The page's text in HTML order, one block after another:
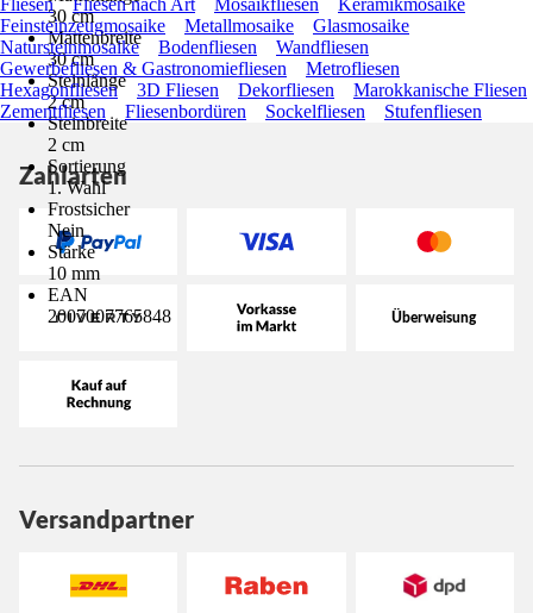
30 cm
Mattenbreite
30 cm
Steinlänge
2 cm
Steinbreite
2 cm
Sortierung
1. Wahl
Frostsicher
Nein
Stärke
10 mm
EAN
2007007765848
Fliesen
Fliesen nach Art Mosaikfliesen
Keramikmosaike
Feinsteinzeugmosaike
Metallmosaike
Glasmosaike
Natursteinmosaike
Bodenfliesen
Wandfliesen
Gewerbefliesen & Gastronomiefliesen
Metrofliesen
Hexagonfliesen
3D Fliesen Dekorfliesen
Marokkanische Fliesen
Zementfliesen
Fliesenbordüren Sockelfliesen Stufenfliesen
Zahlarten
Versandpartner